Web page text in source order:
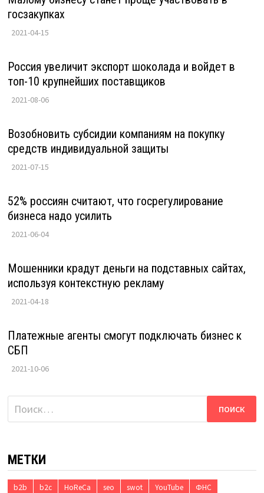
госзакупках
2021-04-15
Россия увеличит экспорт шоколада и войдет в
топ-10 крупнейших поставщиков
2021-08-06
Возобновить субсидии компаниям на покупку
средств индивидуальной защиты
2021-07-15
52% россиян считают, что госрегулирование
бизнеса надо усилить
2021-06-04
Мошенники крадут деньги на подставных сайтах,
используя контекстную рекламу
2021-04-18
Платежные агенты смогут подключать бизнес к
СБП
2021-10-06
Найти:
МЕТКИ
b2b b2c HoReCa seo swot YouTube
ФНС